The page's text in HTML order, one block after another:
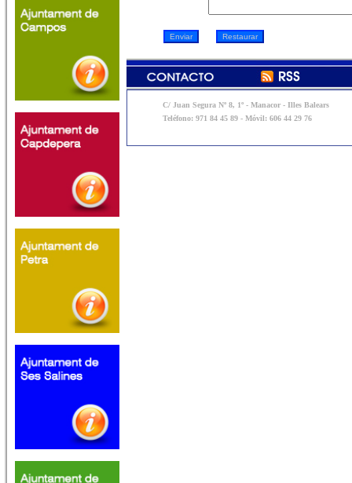
C/ Juan Segura Nº 8, 1º - Manacor - Illes Balears
Teléfono: 971 84 45 89 - Móvil: 606 44 29 76